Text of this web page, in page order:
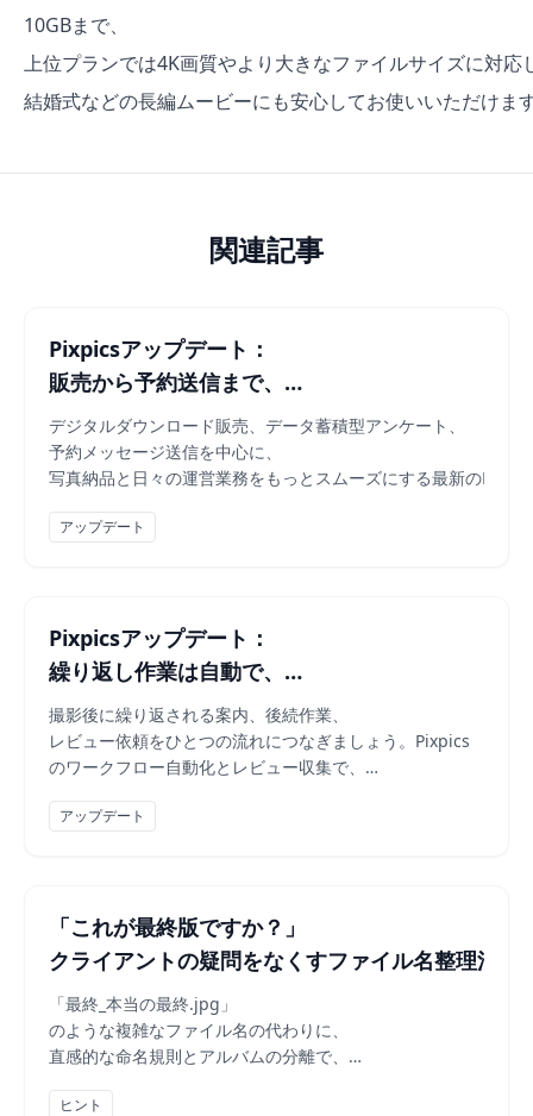
10GBまで、
上位プランでは4K画質やより大きなファイルサイズに対応
結婚式などの長編ムービーにも安心してお使いいただけま
クライアントは動画をダウンロードできますか？
はい、可能です。ダウンロード権限を有効にしておけば、ク
ファイルサイズの制限はありますか？
ご利用のプランによって異なります。例えばBasicプランで
関連記事
Pixpicsアップデート：
販売から予約送信まで、
フォトグラファーの運営フローをもっとスムーズ
デジタルダウンロード販売、データ蓄積型アンケート、
予約メッセージ送信を中心に、
写真納品と日々の運営業務をもっとスムーズにする最新の
アップデート
Pixpicsアップデート：
繰り返し作業は自動で、
レビューはもっと自然に
撮影後に繰り返される案内、後続作業、
レビュー依頼をひとつの流れにつなぎましょう。Pixpics
のワークフロー自動化とレビュー収集で、
アップデート
「これが最終版ですか？」
クライアントの疑問をなくすファイル名整理法
「最終_本当の最終.jpg」
のような複雑なファイル名の代わりに、
直感的な命名規則とアルバムの分離で、
ヒント